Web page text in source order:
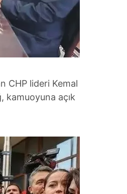
CHP lideri Kemal
kamuoyuna açık